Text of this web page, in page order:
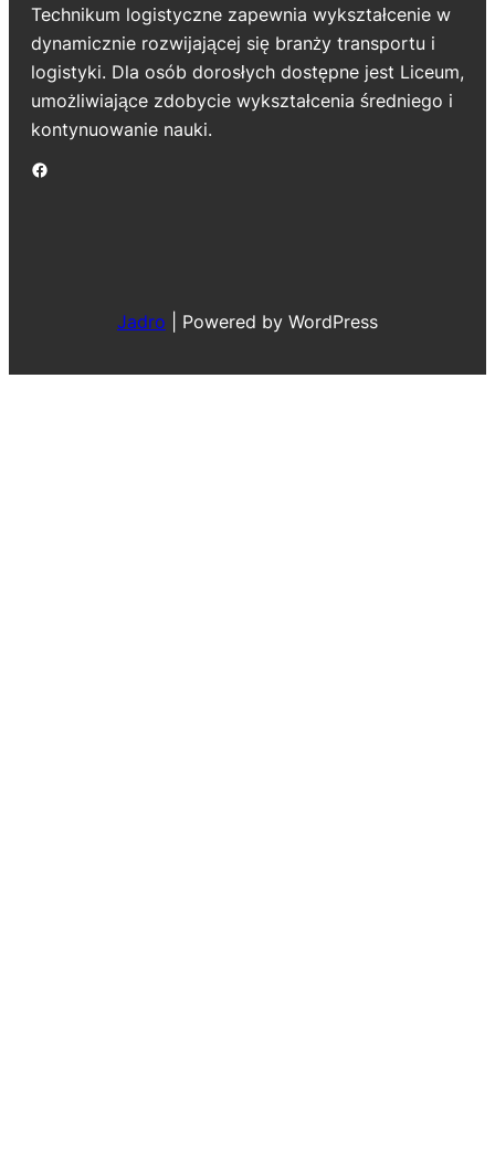
Technikum logistyczne zapewnia wykształcenie w
dynamicznie rozwijającej się branży transportu i
logistyki. Dla osób dorosłych dostępne jest Liceum,
umożliwiające zdobycie wykształcenia średniego i
kontynuowanie nauki.
Jadro Powered by WordPress